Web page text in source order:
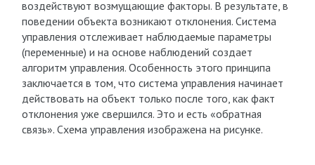
воздействуют возмущающие факторы. В результате, в
поведении объекта возникают отклонения. Система
управления отслеживает наблюдаемые параметры
(переменные) и на основе наблюдений создает
алгоритм управления. Особенность этого принципа
заключается в том, что система управления начинает
действовать на объект только после того, как факт
отклонения уже свершился. Это и есть «обратная
связь». Схема управления изображена на рисунке.